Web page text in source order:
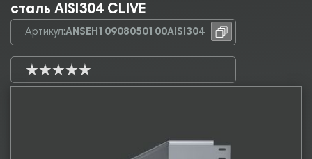
сталь AISI304 CLIVE
Артикул:ANSEH10908050100AISI304